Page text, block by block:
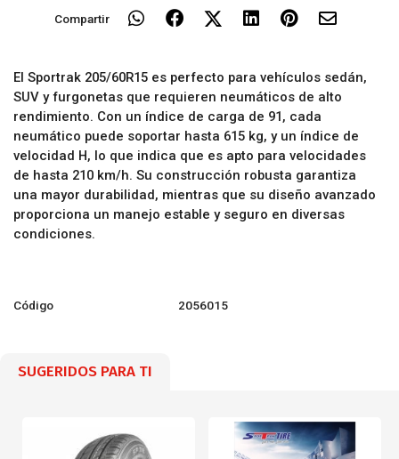
Compartir
El Sportrak 205/60R15 es perfecto para vehículos sedán,
SUV y furgonetas que requieren neumáticos de alto
rendimiento. Con un índice de carga de 91, cada
neumático puede soportar hasta 615 kg, y un índice de
velocidad H, lo que indica que es apto para velocidades
de hasta 210 km/h. Su construcción robusta garantiza
una mayor durabilidad, mientras que su diseño avanzado
proporciona un manejo estable y seguro en diversas
condiciones.
Código 2056015
SUGERIDOS PARA TI